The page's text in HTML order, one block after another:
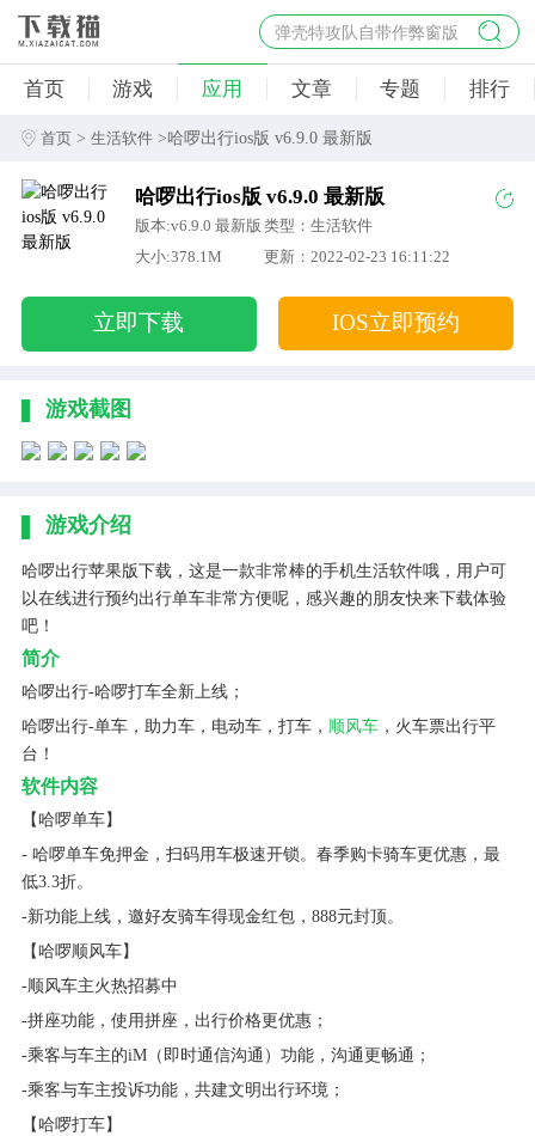
弹壳特攻队自带作弊窗版
杀手47行动
地狱幸存者破解版
首页 游戏 应用 文章 专题 排行
首页 >生活软件 >哈啰出行ios版 v6.9.0 最新版
哈啰出行ios版 v6.9.0 最新版
版本:v6.9.0 最新版 类型：生活软件
大小:378.1M
更新：2022-02-23 16:11:22
立即下载 IOS立即预约
游戏截图
游戏介绍
哈啰出行苹果版下载，这是一款非常棒的手机生活软件哦，用户可
以在线进行预约出行单车非常方便呢，感兴趣的朋友快来下载体验
吧！
简介
哈啰出行-哈啰打车全新上线；
哈啰出行-单车，助力车，电动车，打车， 顺风车，火车票出行平
台！
软件内容
【哈啰单车】
- 哈啰单车免押金，扫码用车极速开锁。春季购卡骑车更优惠，最
低3.3折。
-新功能上线，邀好友骑车得现金红包，888元封顶。
【哈啰顺风车】
-顺风车主火热招募中
-拼座功能，使用拼座，出行价格更优惠；
-乘客与车主的iM（即时通信沟通）功能，沟通更畅通；
-乘客与车主投诉功能，共建文明出行环境；
【哈啰打车】